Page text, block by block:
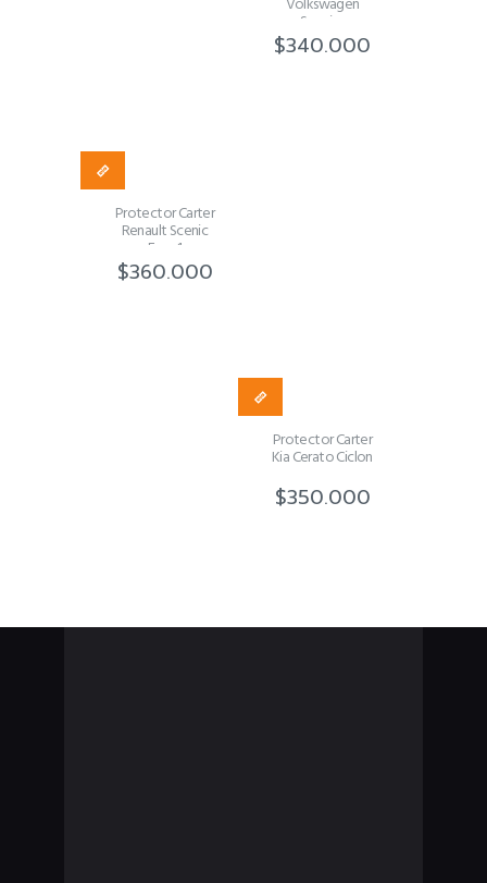
Volkswagen
Saveiro
$340.000
Protector Carter
Renault Scenic
Fase 1
$360.000
Protector Carter
Kia Cerato Ciclon
$350.000